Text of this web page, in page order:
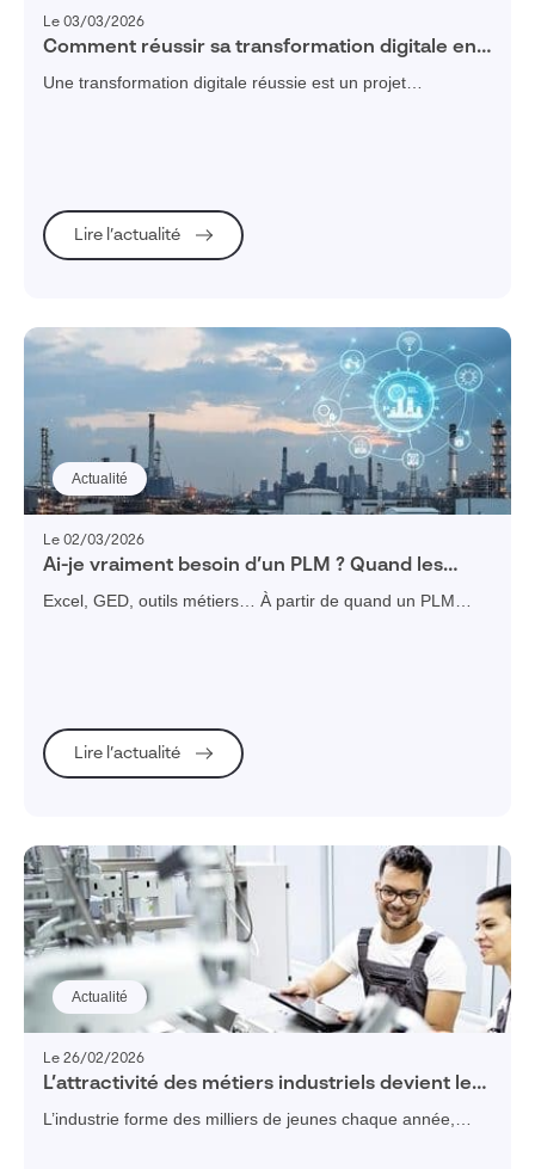
Le 03/03/2026
Comment réussir sa transformation digitale en
entreprise industrielle ? (Guide complet 2026)
Une transformation digitale réussie est un projet
de transformation numérique avec succès.
Lire l’actualité
Actualité
Le 02/03/2026
Ai-je vraiment besoin d’un PLM ? Quand les
outils métiers atteignent leurs limites
Excel, GED, outils métiers… À partir de quand un PLM
Lire l’actualité
Actualité
Le 26/02/2026
L’attractivité des métiers industriels devient le
défi stratégique des dirigeants en 2026
L’industrie forme des milliers de jeunes chaque année,